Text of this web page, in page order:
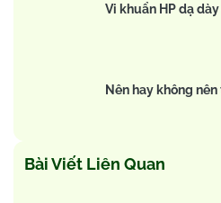
Vi khuẩn HP dạ
Nên hay không nên
Bài Viết Liên Quan